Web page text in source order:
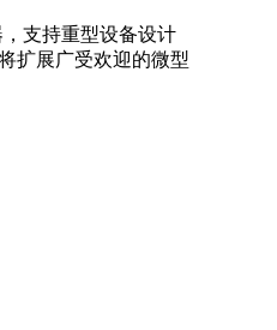
支持重型设备设计
扩展广受欢迎的微型